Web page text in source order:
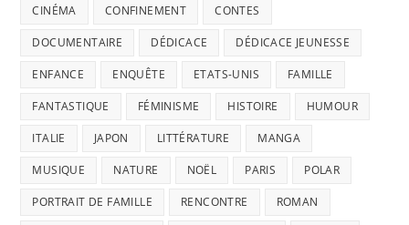
CINÉMA CONFINEMENT CONTES
DOCUMENTAIRE DÉDICACE DÉDICACE JEUNESSE
ENFANCE ENQUÊTE ETATS-UNIS FAMILLE
FANTASTIQUE FÉMINISME HISTOIRE HUMOUR
ITALIE JAPON LITTÉRATURE MANGA
MUSIQUE NATURE NOËL PARIS POLAR
PORTRAIT DE FAMILLE RENCONTRE ROMAN